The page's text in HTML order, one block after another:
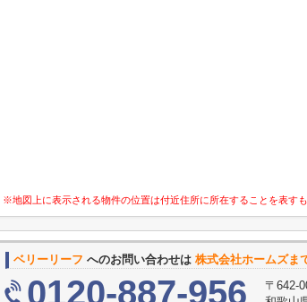
※地図上に表示される物件の位置は付近住所に所在することを表す
ベリーリーフ へのお問い合わせは 株式会社ホームズま
0120-887-956
〒642-